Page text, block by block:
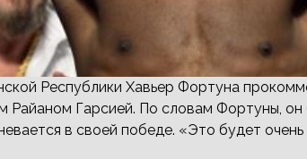
Республики Хавьер Фортуна
Райаном Гарсией. По словам Фортуны,
в своей победе. «Это будет